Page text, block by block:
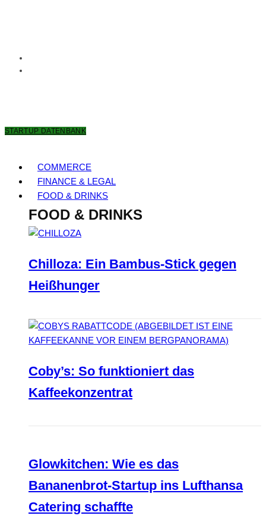
STARTUP DATENBANK
COMMERCE
FINANCE & LEGAL
FOOD & DRINKS
FOOD & DRINKS
Chilloza: Ein Bambus-Stick gegen
Heißhunger
Coby’s: So funktioniert das
Kaffeekonzentrat
Glowkitchen: Wie es das
Bananenbrot-Startup ins Lufthansa
Catering schaffte